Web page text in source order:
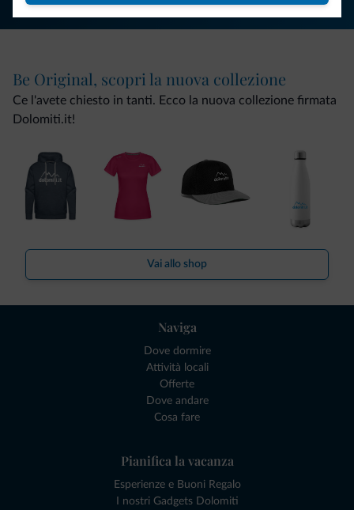
Be Original, scopri la nuova collezione
Ce l'avete chiesto in tanti. Ecco la nuova collezione firmata
Dolomiti.it!
Vai allo shop
Naviga
Dove dormire
Attività locali
Offerte
Dove andare
Cosa fare
Pianifica la vacanza
Esperienze e Buoni Regalo
I nostri Gadgets Dolomiti